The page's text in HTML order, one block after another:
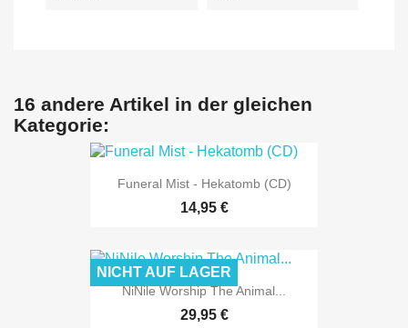
16 andere Artikel in der gleichen
Kategorie:
Funeral Mist - Hekatomb (CD)
14,95 €
NiNile Worship The Animal...
29,95 €
NICHT AUF LAGER